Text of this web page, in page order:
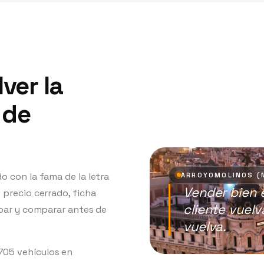
la
con la fama de la letra
precio cerrado, ficha
y comparar antes de
vehículos en
ARROYOMOLINOS
Vender bien
cliente
vuelva.